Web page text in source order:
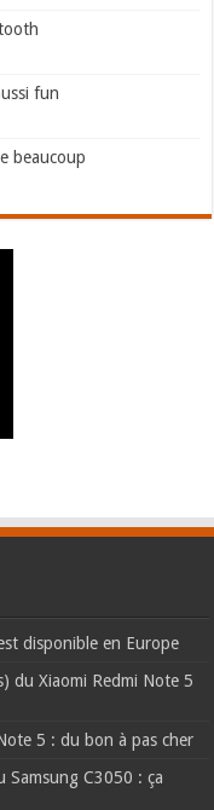
fun
beaucoup
disponible en Europe
du Xiaomi Redmi Note 5
5 : du bon à pas cher
Samsung C3050 : ça